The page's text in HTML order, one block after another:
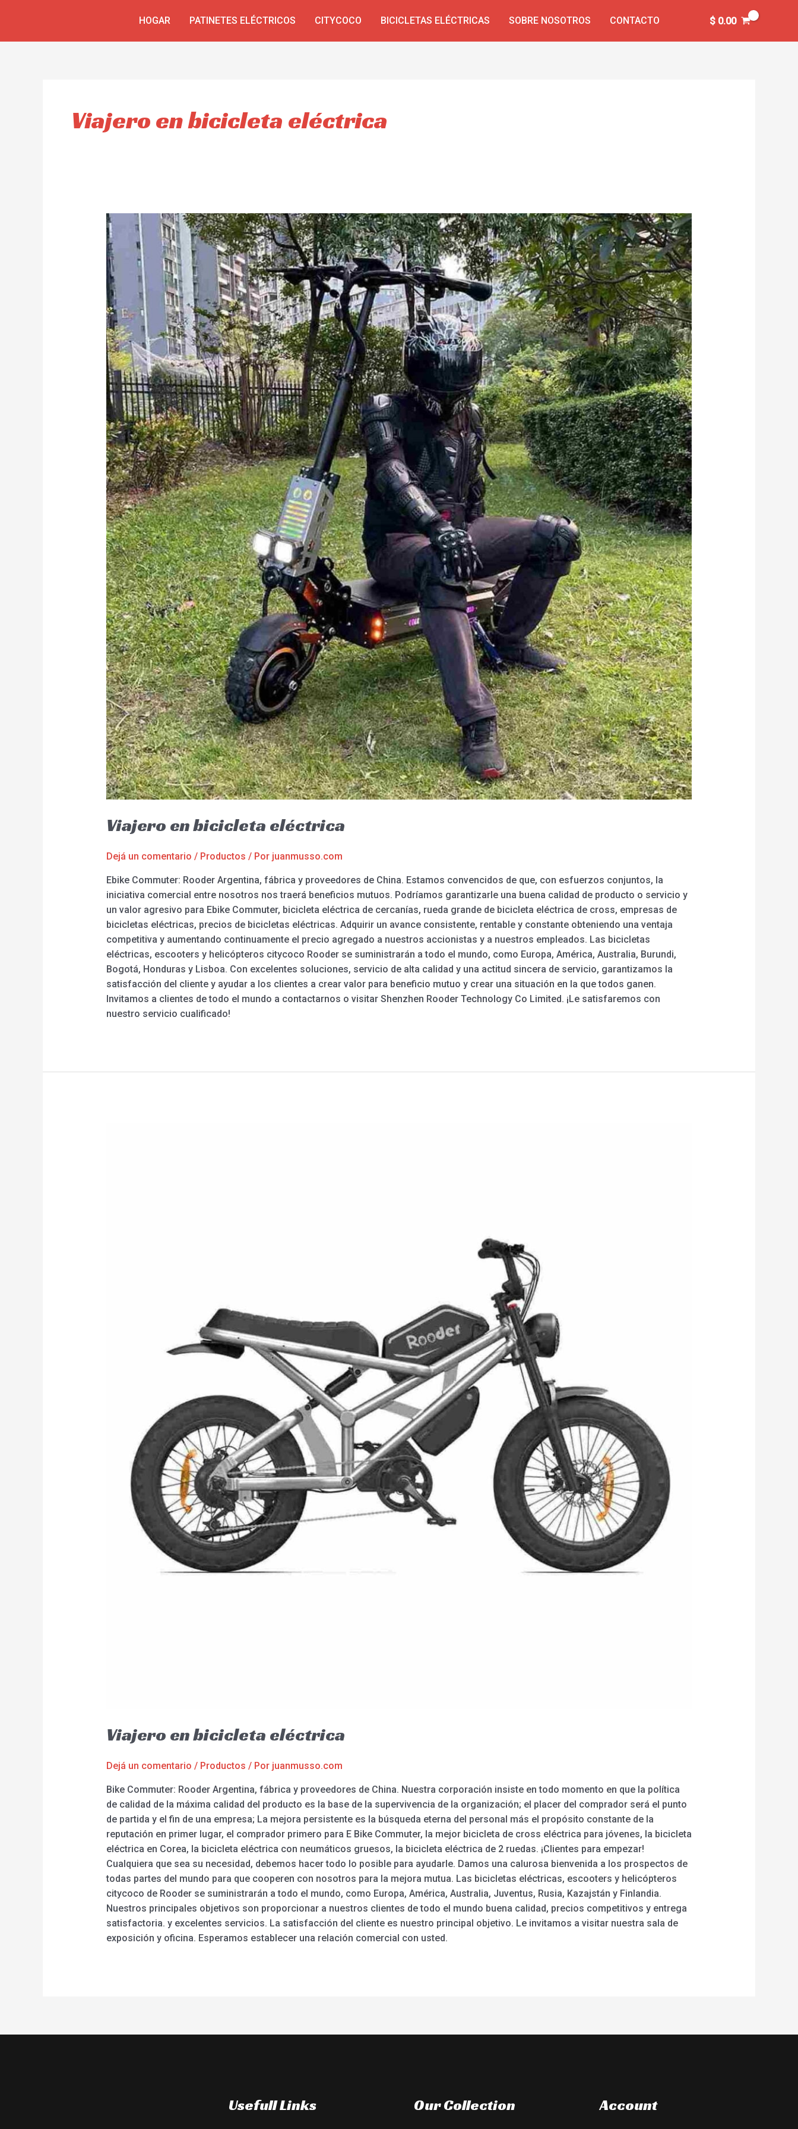
HOGAR PATINETES ELÉCTRICOS CITYCOCO BICICLETAS ELÉCTRICAS SOBRE NOSOTROS CONTACTO $0.00
Viajero en bicicleta eléctrica
Viajero en bicicleta eléctrica
Dejá un comentario / Productos / Por juanmusso.com
Ebike Commuter: Rooder Argentina, fábrica y proveedores de China. Estamos convencidos de que, con esfuerzos conjuntos, la
iniciativa comercial entre nosotros nos traerá beneficios mutuos. Podríamos garantizarle una buena calidad de producto o servicio y
un valor agresivo para Ebike Commuter, bicicleta eléctrica de cercanías, rueda grande de bicicleta eléctrica de cross, empresas de
bicicletas eléctricas, precios de bicicletas eléctricas. Adquirir un avance consistente, rentable y constante obteniendo una ventaja
competitiva y aumentando continuamente el precio agregado a nuestros accionistas y a nuestros empleados. Las bicicletas
eléctricas, escooters y helicópteros citycoco Rooder se suministrarán a todo el mundo, como Europa, América, Australia, Burundi,
Bogotá, Honduras y Lisboa. Con excelentes soluciones, servicio de alta calidad y una actitud sincera de servicio, garantizamos la
satisfacción del cliente y ayudar a los clientes a crear valor para beneficio mutuo y crear una situación en la que todos ganen.
Invitamos a clientes de todo el mundo a contactarnos o visitar Shenzhen Rooder Technology Co Limited. ¡Le satisfaremos con
nuestro servicio cualificado!
Viajero en bicicleta eléctrica
Dejá un comentario / Productos / Por juanmusso.com
Bike Commuter: Rooder Argentina, fábrica y proveedores de China. Nuestra corporación insiste en todo momento en que la política
de calidad de la máxima calidad del producto es la base de la supervivencia de la organización; el placer del comprador será el punto
de partida y el fin de una empresa; La mejora persistente es la búsqueda eterna del personal más el propósito constante de la
reputación en primer lugar, el comprador primero para E Bike Commuter, la mejor bicicleta de cross eléctrica para jóvenes, la bicicleta
eléctrica en Corea, la bicicleta eléctrica con neumáticos gruesos, la bicicleta eléctrica de 2 ruedas. ¡Clientes para empezar!
Cualquiera que sea su necesidad, debemos hacer todo lo posible para ayudarle. Damos una calurosa bienvenida a los prospectos de
todas partes del mundo para que cooperen con nosotros para la mejora mutua. Las bicicletas eléctricas, escooters y helicópteros
citycoco de Rooder se suministrarán a todo el mundo, como Europa, América, Australia, Juventus, Rusia, Kazajstán y Finlandia.
Nuestros principales objetivos son proporcionar a nuestros clientes de todo el mundo buena calidad, precios competitivos y entrega
satisfactoria. y excelentes servicios. La satisfacción del cliente es nuestro principal objetivo. Le invitamos a visitar nuestra sala de
exposición y oficina. Esperamos establecer una relación comercial con usted.
Usefull Links Our Collection Account